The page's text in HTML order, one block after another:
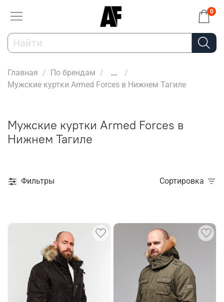
0
Главная По брендам
...
Мужские куртки Armed Forces в Нижнем Тагиле
Мужские куртки Armed Forces в
Нижнем Тагиле
Фильтры Сортировка